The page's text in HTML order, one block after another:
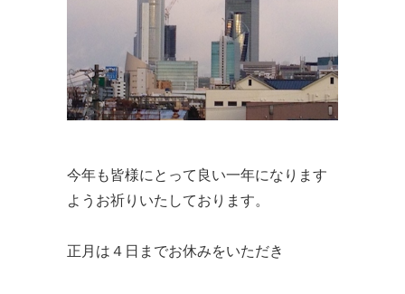
今年も皆様にとって良い一年になります
ようお祈りいたしております。
正月は４日までお休みをいただき